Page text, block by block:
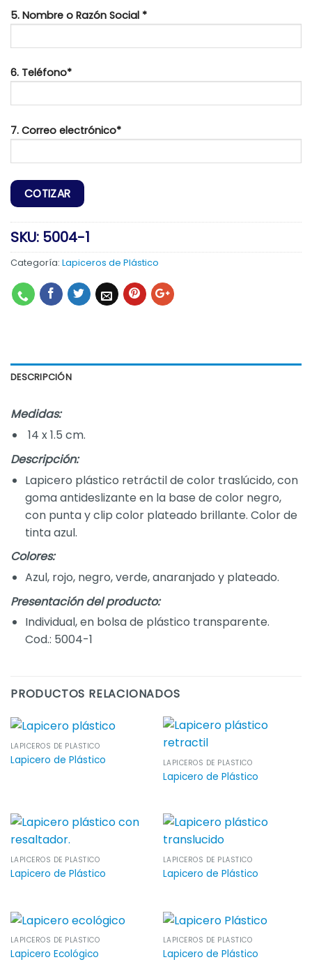
5. Nombre o Razón Social *
6. Teléfono*
7. Correo electrónico*
SKU: 5004-1
Categoría: Lapiceros de Plástico
DESCRIPCIÓN
Medidas:
14 x 1.5 cm.
Descripción:
Lapicero plástico retráctil de color traslúcido, con
goma antideslizante en la base de color negro,
con punta y clip color plateado brillante. Color de
tinta azul.
Colores:
Azul, rojo, negro, verde, anaranjado y plateado.
Presentación del producto:
Individual, en bolsa de plástico transparente.
Cod.: 5004-1
PRODUCTOS RELACIONADOS
LAPICEROS DE PLÁSTICO
Lapicero de Plástico LAPICEROS DE PLÁSTICO
Lapicero de Plástico
LAPICEROS DE PLÁSTICO
Lapicero de Plástico
LAPICEROS DE PLÁSTICO
Lapicero de Plástico
LAPICEROS DE PLÁSTICO
Lapicero Ecológico
LAPICEROS DE PLÁSTICO
Lapicero de Plástico